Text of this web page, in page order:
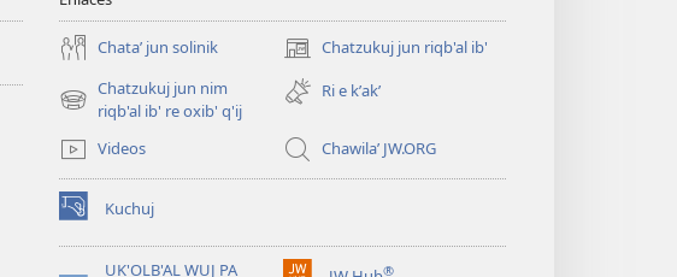
Chataʼ jun solinik Chatzukuj jun riqb'al ib'
(opens
new
window)
Chatzukuj jun nim
riqb'al ib' re oxib' q'ij
(opens
window)
Ri e kʼakʼ
Videos Chawilaʼ JW.ORG
Kuchuj
(opens
new
window)UK'OLB'AL WUJ PA ®